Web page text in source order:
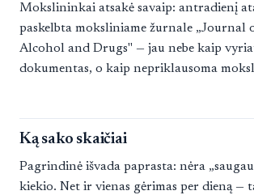
Mokslininkai atsakė savaip: antradienį
paskelbta moksliniame žurnale „Journal
Alcohol and Drugs" — jau nebe kaip
dokumentas, o kaip nepriklausoma
Ką sako skaičiai
Pagrindinė išvada paprasta: nėra
kiekio. Net ir vienas gėrimas per dieną —